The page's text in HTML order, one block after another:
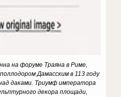
на форуме Траяна в Риме,
Дамасским в 113 году
даками. Триумф императора
декора площади,